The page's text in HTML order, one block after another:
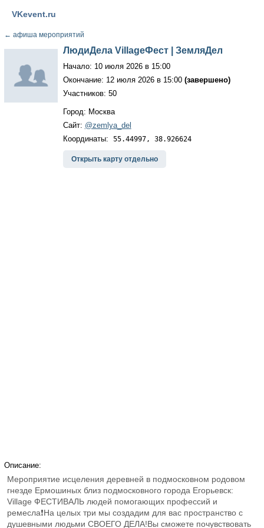
VKevent.ru
← афиша мероприятий
ЛюдиДела VillageФест | ЗемляДел
Начало: 10 июля 2026 в 15:00
Окончание: 12 июля 2026 в 15:00 (завершено)
Участников: 50
Город: Москва
Сайт: @zemlya_del
Координаты: 55.44997, 38.926624
Открыть карту отдельно
Описание:
Мероприятие исцеления деревней в подмосковном родовом
гнезде Ермошиных близ подмосковного города Егорьевск:
Village ФЕСТИВАЛЬ людей помогающих профессий и
ремесла❗️На целых три мы создадим для вас пространство с
душевными людьми СВОЕГО ДЕЛА!Вы сможете почувствовать